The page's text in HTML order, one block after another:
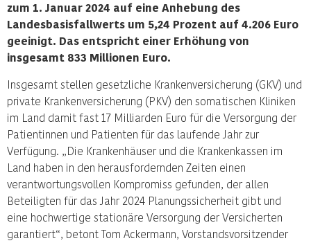
zum 1. Januar 2024 auf eine Anhebung des
Landesbasisfallwerts um 5,24 Prozent auf 4.206 Euro
geeinigt. Das entspricht einer Erhöhung von
insgesamt 833 Millionen Euro.
Insgesamt stellen gesetzliche Krankenversicherung (GKV) und
private Krankenversicherung (PKV) den somatischen Kliniken
im Land damit fast 17 Milliarden Euro für die Versorgung der
Patientinnen und Patienten für das laufende Jahr zur
Verfügung. „Die Krankenhäuser und die Krankenkassen im
Land haben in den herausfordernden Zeiten einen
verantwortungsvollen Kompromiss gefunden, der allen
Beteiligten für das Jahr 2024 Planungssicherheit gibt und
eine hochwertige stationäre Versorgung der Versicherten
garantiert“, betont Tom Ackermann, Vorstandsvorsitzender